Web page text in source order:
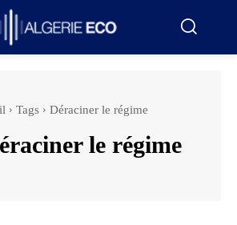
Tags Déraciner le régime
le régime